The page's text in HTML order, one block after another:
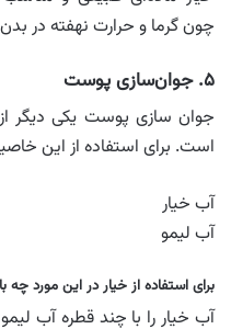
چون گرما و حرارت نهفته در
۵. جوان‌سازی پوست
جوان سازی پوست یکی دیگر
است. برای استفاده از این
آب خیار
آب لیمو
برای استفاده از خیار در این مورد چه
آب خیار را با چند قطره آب